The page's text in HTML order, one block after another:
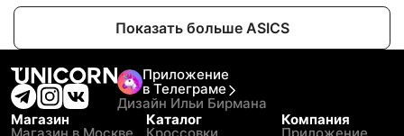
Показать больше ASICS
Приложение
в Телеграме
Дизайн Ильи Бирмана
Магазин
Каталог Компания